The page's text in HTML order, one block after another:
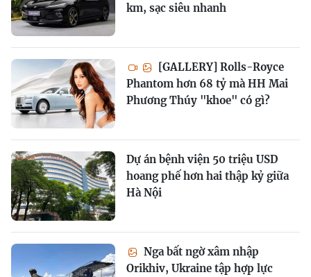
km, sạc siêu nhanh
[GALLERY] Rolls-Royce
Phantom hơn 68 tỷ mà HH Mai
Phương Thúy "khoe" có gì?
Dự án bệnh viện 50 triệu USD
hoang phế hơn hai thập kỷ giữa
Hà Nội
Nga bất ngờ xâm nhập
Orikhiv, Ukraine tập hợp lực